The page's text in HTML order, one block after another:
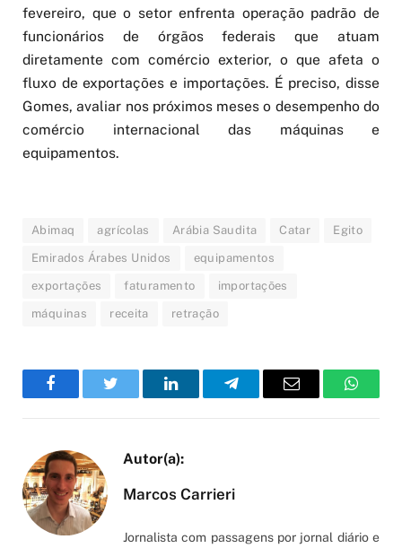
fevereiro, que o setor enfrenta operação padrão de
funcionários de órgãos federais que atuam
diretamente com comércio exterior, o que afeta o
fluxo de exportações e importações. É preciso, disse
Gomes, avaliar nos próximos meses o desempenho do
comércio internacional das máquinas e
equipamentos.
Abimaq agrícolas Arábia Saudita Catar Egito
Emirados Árabes Unidos equipamentos
exportações faturamento importações
máquinas receita retração
FacebookTwitter LinkedInTelegramEmail
Marcos Carrieri
Jornalista com passagens por jornal diário e